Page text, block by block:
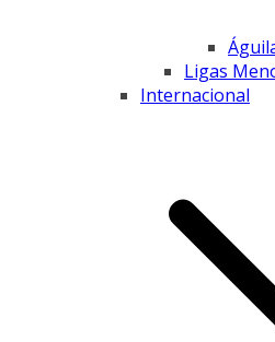
Ligas
Internacional